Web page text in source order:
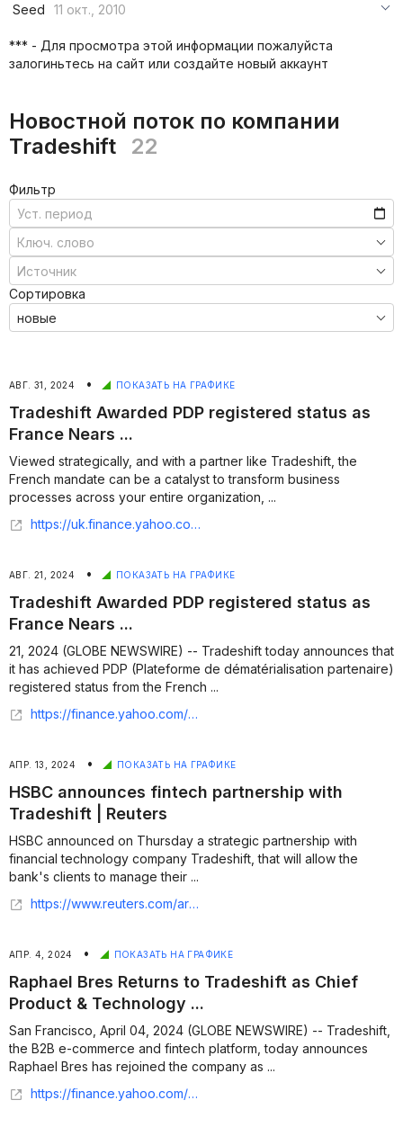
Seed
11 окт., 2010
*** - Для просмотра этой информации пожалуйста
залогиньтесь на сайт или создайте новый аккаунт
Новостной поток по компании
Tradeshift
22
Фильтр
Сортировка
АВГ. 31, 2024 • ПОКАЗАТЬ НА ГРАФИКЕ
Tradeshift Awarded PDP registered status as
France Nears ...
Viewed strategically, and with a partner like Tradeshift, the
French mandate can be a catalyst to transform business
processes across your entire organization, ...
https://uk.finance.yahoo.com/news/tradeshift-awarded-pdp-registered-status-135900965.html
АВГ. 21, 2024 • ПОКАЗАТЬ НА ГРАФИКЕ
Tradeshift Awarded PDP registered status as
France Nears ...
21, 2024 (GLOBE NEWSWIRE) -- Tradeshift today announces that
it has achieved PDP (Plateforme de dématérialisation partenaire)
registered status from the French ...
https://finance.yahoo.com/news/tradeshift-awarded-pdp-registered-status-135900064.html
АПР. 13, 2024 • ПОКАЗАТЬ НА ГРАФИКЕ
HSBC announces fintech partnership with
Tradeshift | Reuters
HSBC announced on Thursday a strategic partnership with
financial technology company Tradeshift, that will allow the
bank's clients to manage their ...
https://www.reuters.com/article/us-hsbc-fintech-idUSKBN17114G/
АПР. 4, 2024 • ПОКАЗАТЬ НА ГРАФИКЕ
Raphael Bres Returns to Tradeshift as Chief
Product & Technology ...
San Francisco, April 04, 2024 (GLOBE NEWSWIRE) -- Tradeshift,
the B2B e-commerce and fintech platform, today announces
Raphael Bres has rejoined the company as ...
https://finance.yahoo.com/news/raphael-bres-returns-tradeshift-chief-122300141.html